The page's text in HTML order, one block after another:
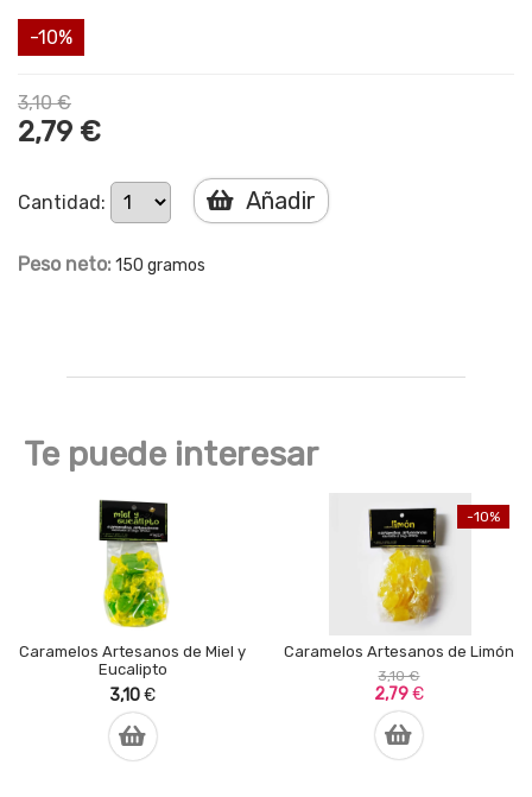
-10%
3,10 €
2,79 €
Cantidad: Añadir
Peso neto: 150 gramos
Te puede interesar
Caramelos Artesanos de Miel y
Eucalipto
3,10€
-10%
Caramelos Artesanos de Limón
3,10 €
2,79€